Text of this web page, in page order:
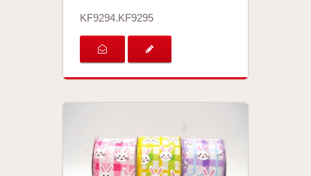
KF9294.KF9295